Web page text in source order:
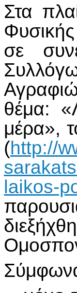
Στα
σε
θέμα:
μέρα»,
(http://
laikos-